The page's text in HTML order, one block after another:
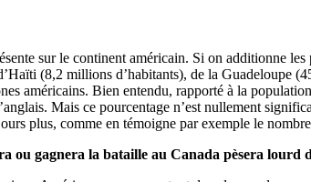
sur le continent américain. Si on additionne
(8,2 millions d’habitants), de la Guadeloupe
américains. Bien entendu, rapporté à la
Mais ce pourcentage n’est nullement
plus, comme en témoigne par exemple le
gagnera la bataille au Canada pèsera lourd